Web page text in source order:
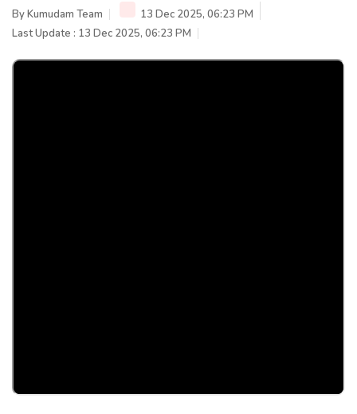
ByKumudam Team
13 Dec 2025, 06:23 PM
Last Update : 13 Dec 2025, 06:23 PM